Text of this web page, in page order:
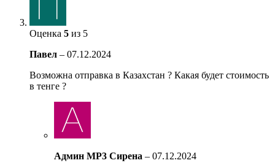
Оценка 5 из 5
Павел – 07.12.2024
Возможна отправка в Казахстан ? Какая будет стоимость
в тенге ?
Админ MP3 Сирена – 07.12.2024